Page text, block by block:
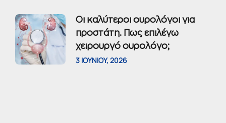
Οι καλύτεροι ουρολόγοι για
προστάτη. Πως επιλέγω
χειρουργό ουρολόγο;
3 ΙΟΥΝΊΟΥ, 2026